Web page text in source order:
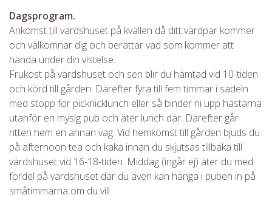
Dagsprogram.
Ankomst till värdshuset på kvällen då ditt värdpar kommer
och välkomnar dig och berättar vad som kommer att
hända under din vistelse.
Frukost på värdshuset och sen blir du hämtad vid 10-tiden
och körd till gården. Därefter fyra till fem timmar i sadeln
med stopp för picknicklunch eller så binder ni upp hästarna
utanför en mysig pub och äter lunch där. Därefter går
ritten hem en annan väg. Vid hemkomst till gården bjuds du
på afternoon tea och kaka innan du skjutsas tillbaka till
värdshuset vid 16-18-tiden. Middag (ingår ej) äter du med
fördel på värdshuset där du även kan hänga i puben in på
småtimmarna om du vill.